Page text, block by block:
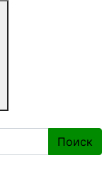
Поиск